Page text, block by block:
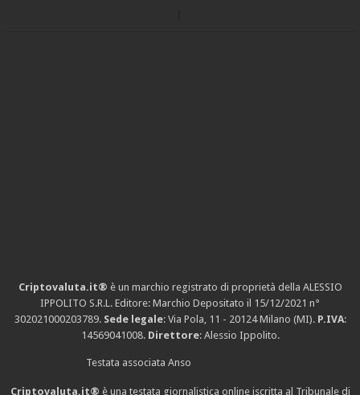
Criptovaluta.it® è un marchio registrato di proprietà della ALESSIO
IPPOLITO S.R.L. Editore: Marchio Depositato il 15/12/2021 n°
302021000203789. Sede legale: Via Pola, 11 - 20124 Milano (MI). P.IVA:
14569041008. Direttore: Alessio Ippolito.
Testata associata Anso
Criptovaluta.it® è una testata giornalistica online iscritta al Tribunale di